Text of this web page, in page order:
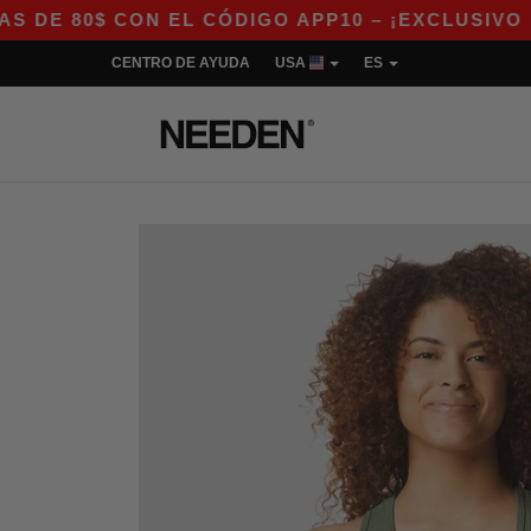
EL CÓDIGO APP10 – ¡EXCLUSIVO EN LA
CENTRO DE AYUDA USA ES